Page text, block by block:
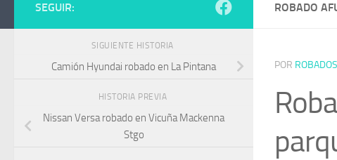
ROBADO
POR ROBADOS
SEGUIR:
SIGUIENTE HISTORIA
Camión Hyundai robado en La Pintana
HISTORIA PREVIA
Nissan Versa robado en Vicuña Mackenna
Stgo